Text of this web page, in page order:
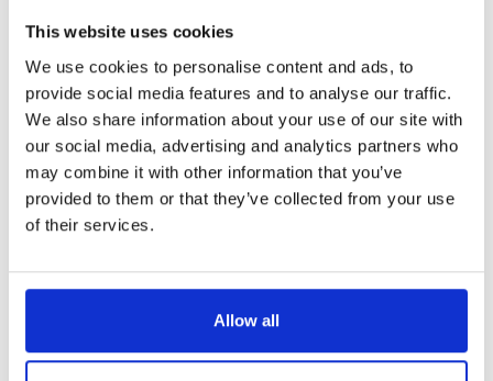
This website uses cookies
We use cookies to personalise content and ads, to
provide social media features and to analyse our traffic.
We also share information about your use of our site with
our social media, advertising and analytics partners who
may combine it with other information that you’ve
provided to them or that they’ve collected from your use
of their services.
Allow all
Vai es esmu piemērots/-a darbam
ārzemēs?
Vai esi labā fiziskā formā
Motivēts/-a
vēlies strādāt un dzīvot kopā ar cilvēkiem no dažādām
valstīm